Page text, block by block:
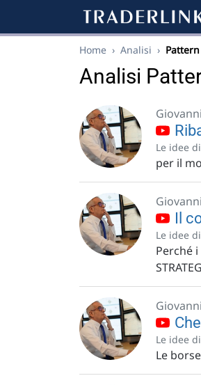
Home › Analisi › Pattern
Analisi
Le idee
per il
Il
Le idee
Perché
Le idee
Le